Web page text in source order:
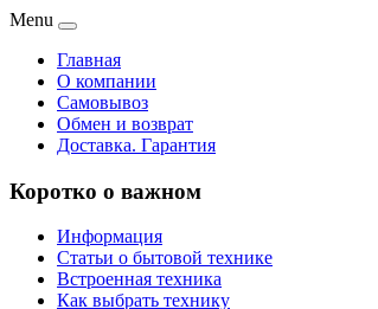
Menu
Главная
О компании
Самовывоз
Обмен и возврат
Доставка. Гарантия
Коротко о важном
Информация
Статьи о бытовой технике
Встроенная техника
Как выбрать технику